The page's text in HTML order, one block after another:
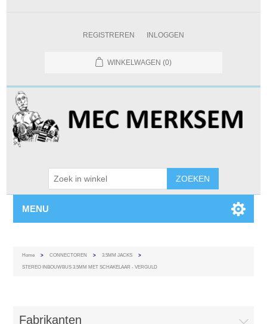
REGISTREREN INLOGGEN
WINKELWAGEN (0)
MENU
Home > CONNECTOREN > 3.5MM JACKS >
STEREO INBOUWBUS 3.5MM MET SCHAKELAAR - VERGULD
Fabrikanten